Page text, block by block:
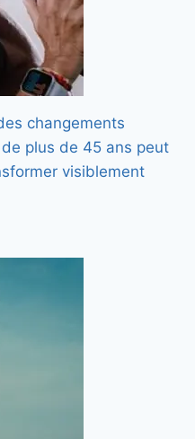
changements
plus de 45 ans peut
visiblement